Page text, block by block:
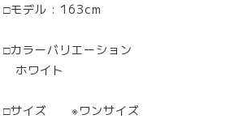
□モデル : 163cm
□カラーバリエーション
ホワイト
□サイズ ※ワンサイズ